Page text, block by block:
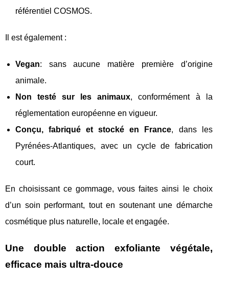
référentiel COSMOS.
Il est également :
Vegan: sans aucune matière première d’origine
animale.
Non testé sur les animaux, conformément à la
réglementation européenne en vigueur.
Conçu, fabriqué et stocké en France, dans les
Pyrénées‑Atlantiques, avec un cycle de fabrication
court.
En choisissant ce gommage, vous faites ainsi le choix
d’un soin performant, tout en soutenant une démarche
cosmétique plus naturelle, locale et engagée.
Une double action exfoliante végétale,
efficace mais ultra-douce